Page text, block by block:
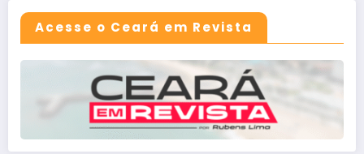
Acesse o Ceará em Revista